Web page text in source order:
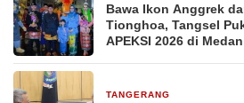
Bawa Ikon Anggrek
Tionghoa, Tangsel
APEKSI 2026 di Medan
TANGERANG